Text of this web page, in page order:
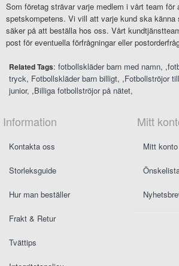
Som företag strävar varje medlem i vårt team för
spetskompetens. Vi vill att varje kund ska känna
säker på att beställa hos oss. Vårt
post för eventuella förfrågningar eller
Related Tags: fotbollskläder barn med namn ,
tryck Fotbollskläder barn billigt ,Fotbollströjor
junior ,Billiga fotbollströjor på nätet
Information
Kontakta oss
Storleksguide
Hur man beställer
Frakt & Retur
Tvättips
Mitt
Mitt konto